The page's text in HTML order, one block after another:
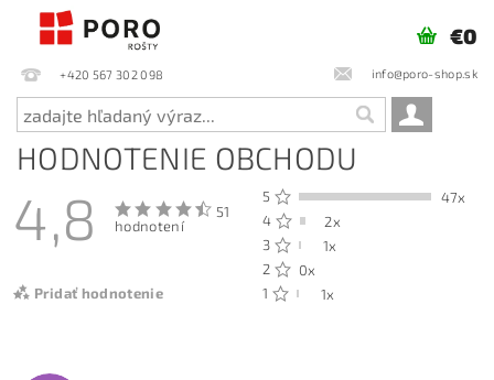
+420 567 302 098 info@poro-shop.sk
€0
HODNOTENIE OBCHODU
4,8
51
hodnotení
Pridať hodnotenie
5
47x
4
2x
3
1x
2
0x
1
1x